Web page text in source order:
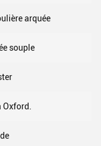
arquée
souple
Oxford.